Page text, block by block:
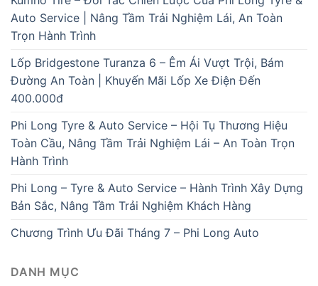
Auto Service | Nâng Tầm Trải Nghiệm Lái, An Toàn
Trọn Hành Trình
Lốp Bridgestone Turanza 6 – Êm Ái Vượt Trội, Bám
Đường An Toàn | Khuyến Mãi Lốp Xe Điện Đến
400.000đ
Phi Long Tyre & Auto Service – Hội Tụ Thương Hiệu
Toàn Cầu, Nâng Tầm Trải Nghiệm Lái – An Toàn Trọn
Hành Trình
Phi Long – Tyre & Auto Service – Hành Trình Xây Dựng
Bản Sắc, Nâng Tầm Trải Nghiệm Khách Hàng
Chương Trình Ưu Đãi Tháng 7 – Phi Long Auto
DANH MỤC